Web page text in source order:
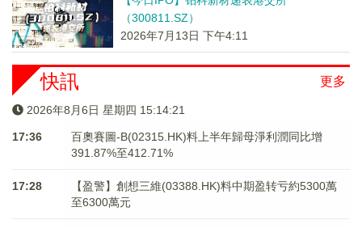
（300811.SZ）
2026年7月13日 下午4:11
更多
快訊
2026年8月6日 星期四 15:14:21
17:36
百奧賽圖-B(02315.HK)料上半年歸母淨利潤同比增
391.87%至412.71%
17:28
【盈警】創想三維(03388.HK)料中期盈转亏約5300萬
至6300萬元